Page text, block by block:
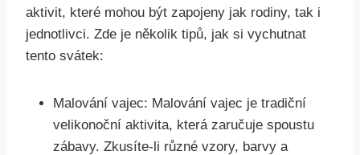
aktivit, které mohou být zapojeny jak rodiny, tak i
jednotlivci. Zde je několik tipů, jak si vychutnat
tento svátek:
Malování vajec: Malování vajec je tradiční
velikonoční aktivita, která zaručuje spoustu
zábavy. Zkusíte-li různé vzory, barvy a